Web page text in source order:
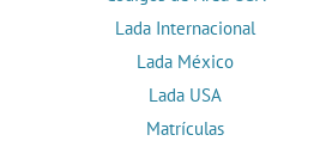
Lada Internacional
Lada México
Lada USA
Matrículas